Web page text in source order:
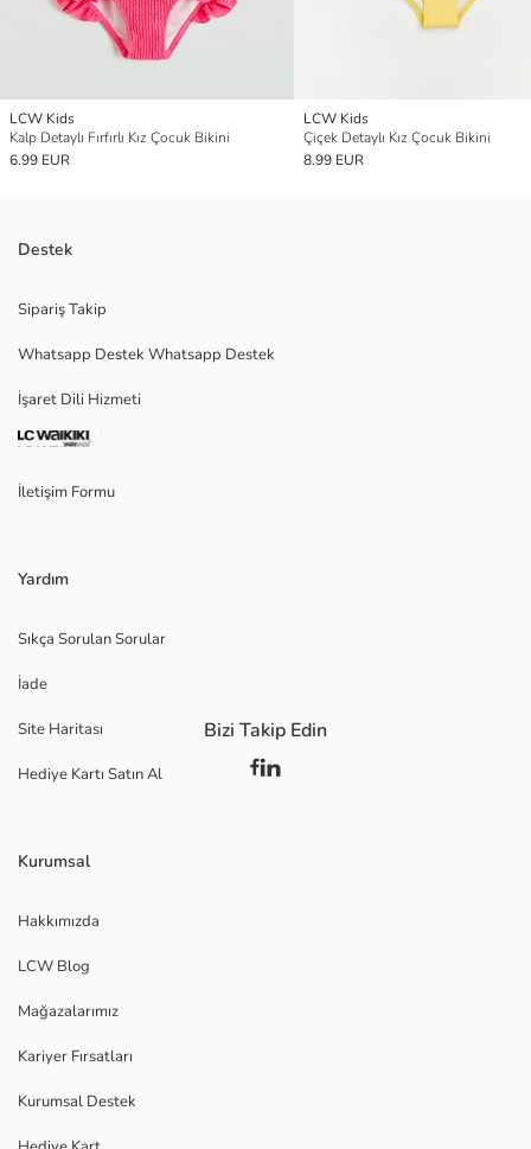
LCW Kids
Kalp Detaylı Fırfırlı Kız Çocuk Bikini
6.99 EUR
LCW Kids
Çiçek Detaylı Kız Çocuk Bikini
8.99 EUR
Destek
Sipariş Takip
Whatsapp Destek Whatsapp Destek
İşaret Dili Hizmeti
İletişim Formu
Yardım
Sıkça Sorulan Sorular
İade
Site Haritası
Hediye Kartı Satın Al
Kurumsal
Hakkımızda
LCW Blog
Mağazalarımız
Kariyer Fırsatları
Kurumsal Destek
Bizi Takip Edin